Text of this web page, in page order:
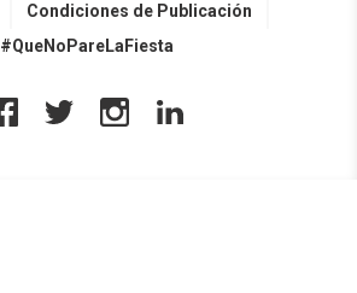
Condiciones de Publicación
#QueNoPareLaFiesta